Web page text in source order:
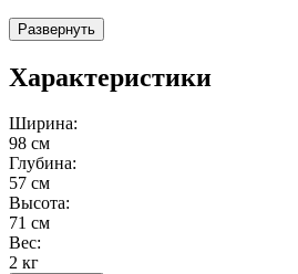
Развернуть
Характеристики
Ширина:
98 см
Глубина:
57 см
Высота:
71 см
Вес:
2 кг